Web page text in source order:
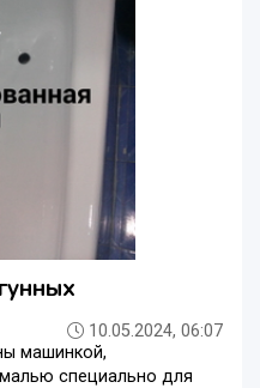
10.05.2024, 06:07
машинкой,
специально для